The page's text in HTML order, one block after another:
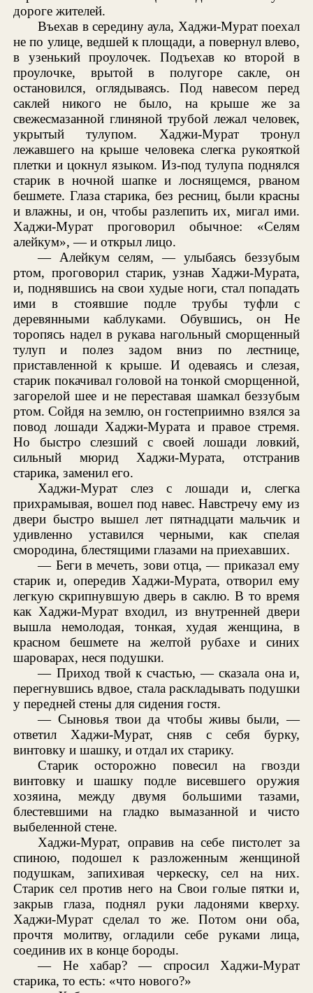
дороге жителей.
Въехав в середину аула, Хаджи-Мурат поехал
не по улице, ведшей к площади, а повернул влево,
в узенький проулочек. Подъехав ко второй в
проулочке, врытой в полугоре сакле, он
остановился, оглядываясь. Под навесом перед
саклей никого не было, на крыше же за
свежесмазанной глиняной трубой лежал человек,
укрытый тулупом. Хаджи-Мурат тронул
лежавшего на крыше человека слегка рукояткой
плетки и цокнул языком. Из-под тулупа поднялся
старик в ночной шапке и лоснящемся, рваном
бешмете. Глаза старика, без ресниц, были красны
и влажны, и он, чтобы разлепить их, мигал ими.
Хаджи-Мурат проговорил обычное: «Селям
алейкум», — и открыл лицо.
— Алейкум селям, — улыбаясь беззубым
ртом, проговорил старик, узнав Хаджи-Мурата,
и, поднявшись на свои худые ноги, стал попадать
ими в стоявшие подле трубы туфли с
деревянными каблуками. Обувшись, он Не
торопясь надел в рукава нагольный сморщенный
тулуп и полез задом вниз по лестнице,
приставленной к крыше. И одеваясь и слезая,
старик покачивал головой на тонкой сморщенной,
загорелой шее и не переставая шамкал беззубым
ртом. Сойдя на землю, он гостеприимно взялся за
повод лошади Хаджи-Мурата и правое стремя.
Но быстро слезший с своей лошади ловкий,
сильный мюрид Хаджи-Мурата, отстранив
старика, заменил его.
Хаджи-Мурат слез с лошади и, слегка
прихрамывая, вошел под навес. Навстречу ему из
двери быстро вышел лет пятнадцати мальчик и
удивленно уставился черными, как спелая
смородина, блестящими глазами на приехавших.
— Беги в мечеть, зови отца, — приказал ему
старик и, опередив Хаджи-Мурата, отворил ему
легкую скрипнувшую дверь в саклю. В то время
как Хаджи-Мурат входил, из внутренней двери
вышла немолодая, тонкая, худая женщина, в
красном бешмете на желтой рубахе и синих
шароварах, неся подушки.
— Приход твой к счастью, — сказала она и,
перегнувшись вдвое, стала раскладывать подушки
у передней стены для сидения гостя.
— Сыновья твои да чтобы живы были, —
ответил Хаджи-Мурат, сняв с себя бурку,
винтовку и шашку, и отдал их старику.
Старик осторожно повесил на гвозди
винтовку и шашку подле висевшего оружия
хозяина, между двумя большими тазами,
блестевшими на гладко вымазанной и чисто
выбеленной стене.
Хаджи-Мурат, оправив на себе пистолет за
спиною, подошел к разложенным женщиной
подушкам, запихивая черкеску, сел на них.
Старик сел против него на Свои голые пятки и,
закрыв глаза, поднял руки ладонями кверху.
Хаджи-Мурат сделал то же. Потом они оба,
прочтя молитву, огладили себе руками лица,
соединив их в конце бороды.
— Не хабар? — спросил Хаджи-Мурат
старика, то есть: «что нового?»